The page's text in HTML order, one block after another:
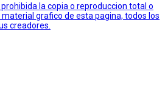
la copia o reproduccion total o
grafico de esta pagina, todos los
creadores.